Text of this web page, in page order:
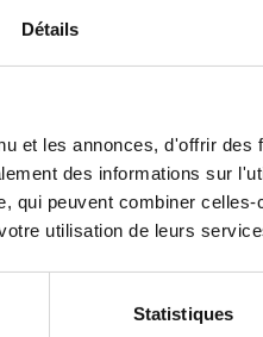
Détails
et les annonces, d'offrir des
des informations sur
qui peuvent combiner
utilisation de leurs
Statistiques
1800 kg
560 mm
A450459